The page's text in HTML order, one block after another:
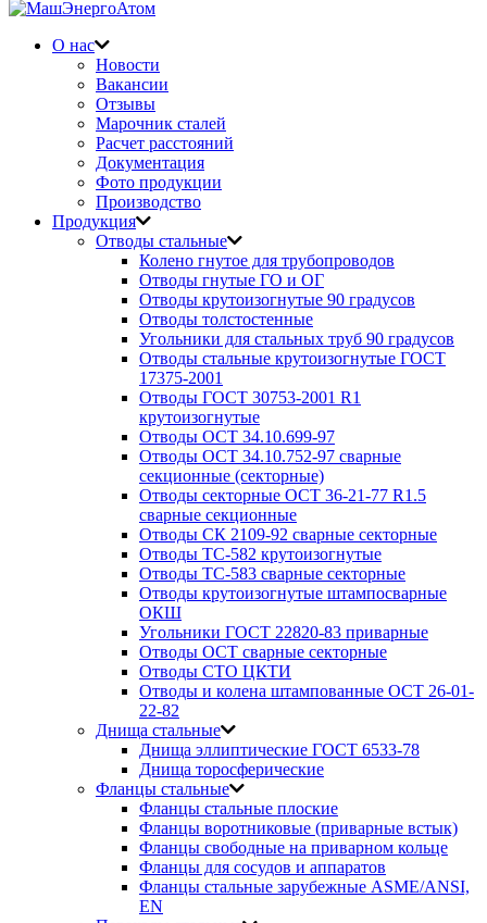
О нас
Новости
Вакансии
Отзывы
Марочник сталей
Расчет расстояний
Документация
Фото продукции
Производство
Продукция
Отводы стальные
Колено гнутое для трубопроводов
Отводы гнутые ГО и ОГ
Отводы крутоизогнутые 90 градусов
Отводы толстостенные
Угольники для стальных труб 90 градусов
Отводы стальные крутоизогнутые ГОСТ
17375-2001
Отводы ГОСТ 30753-2001 R1
крутоизогнутые
Отводы ОСТ 34.10.699-97
Отводы ОСТ 34.10.752-97 сварные
секционные (секторные)
Отводы секторные ОСТ 36-21-77 R1.5
сварные секционные
Отводы СК 2109-92 сварные секторные
Отводы ТС-582 крутоизогнутые
Отводы ТС-583 сварные секторные
Отводы крутоизогнутые штампосварные
ОКШ
Угольники ГОСТ 22820-83 приварные
Отводы ОСТ сварные секторные
Отводы СТО ЦКТИ
Отводы и колена штампованные ОСТ 26-01-
22-82
Днища стальные
Днища эллиптические ГОСТ 6533-78
Днища торосферические
Фланцы стальные
Фланцы стальные плоские
Фланцы воротниковые (приварные встык)
Фланцы свободные на приварном кольце
Фланцы для сосудов и аппаратов
Фланцы стальные зарубежные ASME/ANSI,
EN